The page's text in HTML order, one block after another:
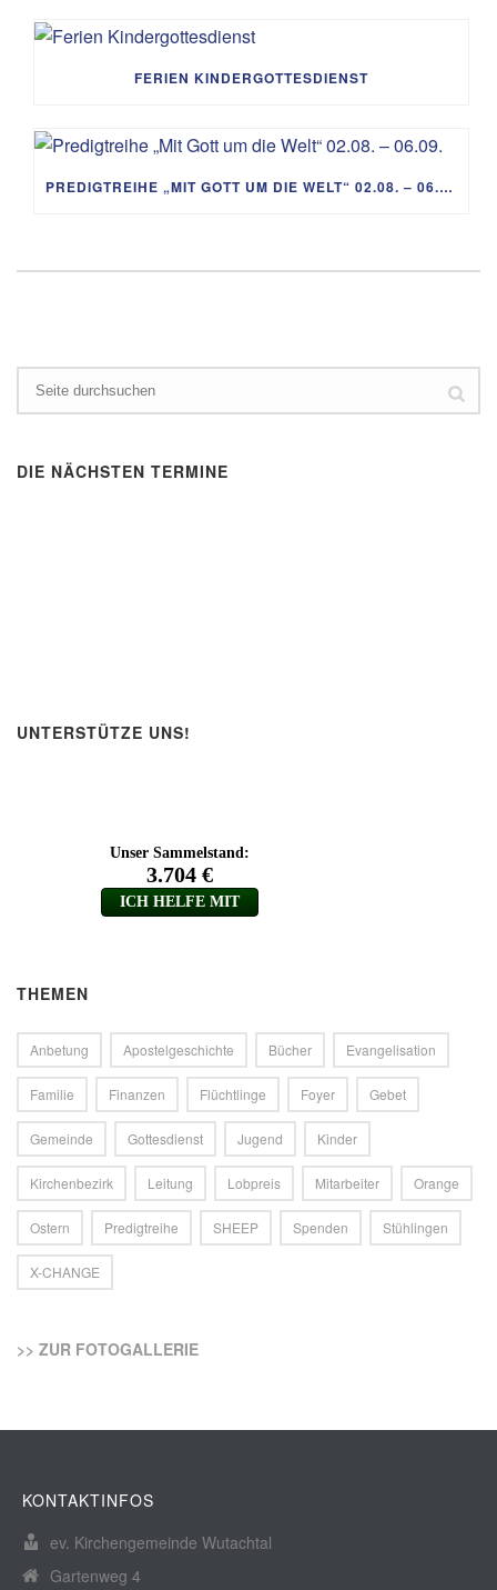
FERIEN KINDERGOTTESDIENST
PREDIGTREIHE „MIT GOTT UM DIE WELT“ 02.08. – 06.09.
DIE NÄCHSTEN TERMINE
UNTERSTÜTZE UNS!
THEMEN
Anbetung Apostelgeschichte Bücher Evangelisation
Familie Finanzen Flüchtlinge Foyer Gebet
Gemeinde Gottesdienst Jugend Kinder
Kirchenbezirk Leitung Lobpreis Mitarbeiter Orange
Ostern Predigtreihe SHEEP Spenden Stühlingen
X-CHANGE
>> ZUR FOTOGALLERIE
KONTAKTINFOS
ev. Kirchengemeinde Wutachtal
Gartenweg 4